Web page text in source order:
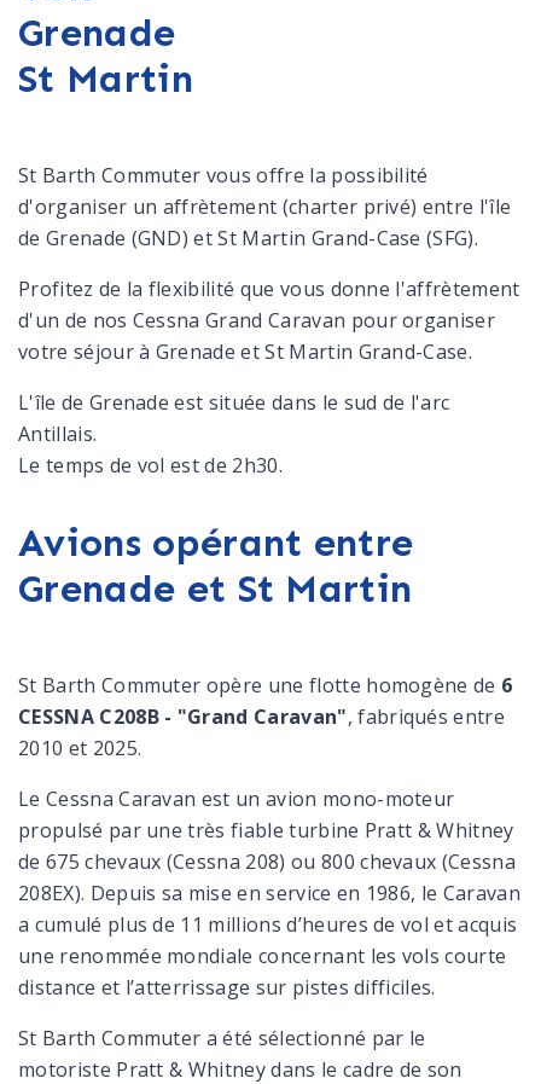
Grenade
St Martin
St Barth Commuter vous offre la possibilité
d'organiser un affrètement (charter privé) entre l'île
de Grenade (GND) et St Martin Grand-Case (SFG).
Profitez de la flexibilité que vous donne l'affrètement
d'un de nos Cessna Grand Caravan pour organiser
votre séjour à Grenade et St Martin Grand-Case.
L'île de Grenade est située dans le sud de l'arc
Antillais.
Le temps de vol est de 2h30.
Avions opérant entre
Grenade et St Martin
St Barth Commuter opère une flotte homogène de 6
CESSNA C208B - "Grand Caravan", fabriqués entre
2010 et 2025.
Le Cessna Caravan est un avion mono-moteur
propulsé par une très fiable turbine Pratt & Whitney
de 675 chevaux (Cessna 208) ou 800 chevaux (Cessna
208EX). Depuis sa mise en service en 1986, le Caravan
a cumulé plus de 11 millions d’heures de vol et acquis
une renommée mondiale concernant les vols courte
distance et l’atterrissage sur pistes difficiles.
St Barth Commuter a été sélectionné par le
motoriste Pratt & Whitney dans le cadre de son